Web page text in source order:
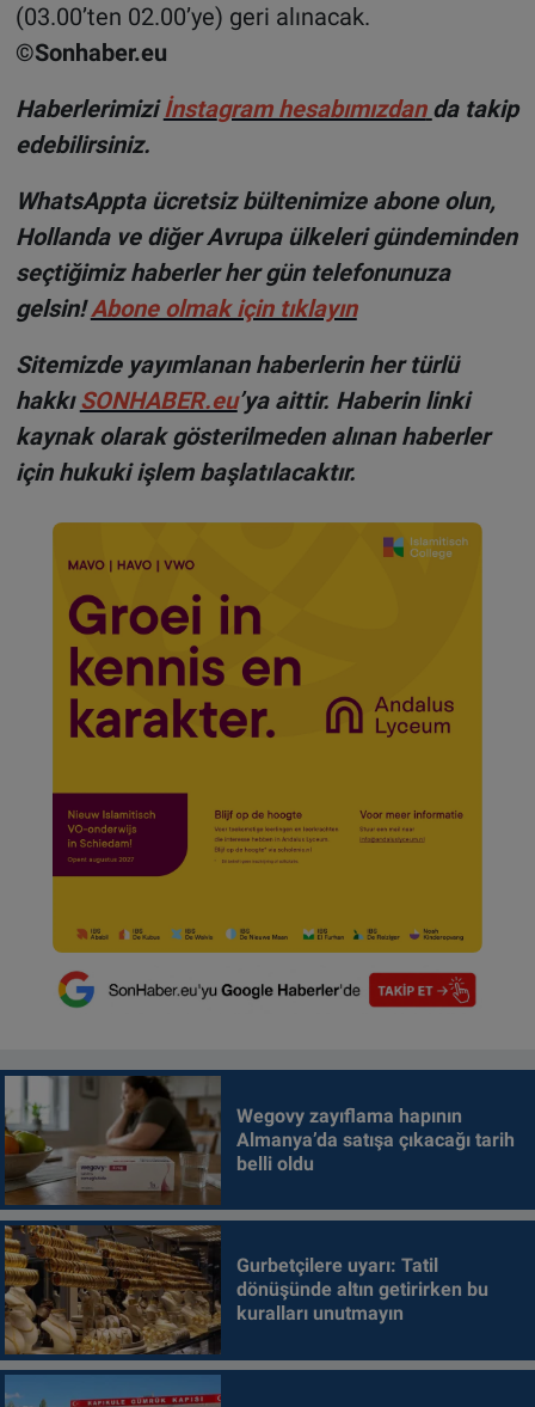
(03.00’ten 02.00’ye) geri alınacak.
©Sonhaber.eu
Haberlerimizi İnstagram hesabımızdan da takip
edebilirsiniz.
WhatsAppta ücretsiz bültenimize abone olun,
Hollanda ve diğer Avrupa ülkeleri gündeminden
seçtiğimiz haberler her gün telefonunuza
gelsin!Abone olmak için tıklayın
Sitemizde yayımlanan haberlerin her türlü
hakkıSONHABER.eu’ya aittir. Haberin linki
kaynak olarak gösterilmeden alınan haberler
için hukuki işlem başlatılacaktır.
Wegovy zayıflama hapının
Almanya’da satışa çıkacağı tarih
belli oldu
Gurbetçilere uyarı: Tatil
dönüşünde altın getirirken bu
kuralları unutmayın